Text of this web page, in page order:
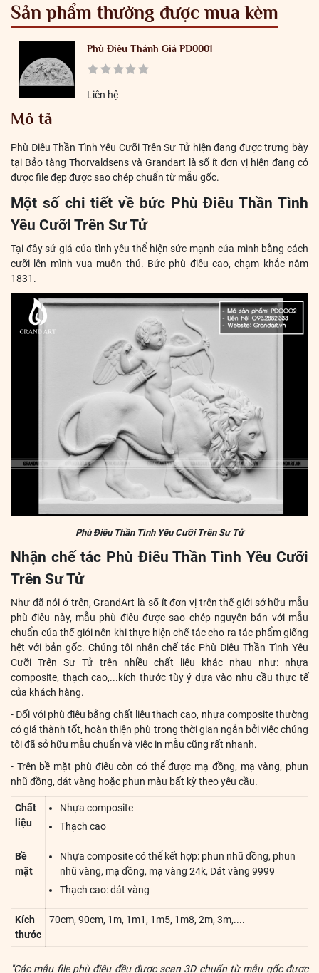
Sản phẩm thường được mua kèm
Phù Điêu Thánh Giá PD0001
Liên hệ
Mô tả
Phù Điêu Thần Tình Yêu Cưỡi Trên Sư Tử hiện đang được trưng bày
tại Bảo tàng Thorvaldsens và Grandart là số ít đơn vị hiện đang có
được file đẹp được sao chép chuẩn từ mẫu gốc.
Một số chi tiết về bức Phù Điêu Thần Tình
Yêu Cưỡi Trên Sư Tử
Tại đây sứ giả của tình yêu thể hiện sức mạnh của mình bằng cách
cưỡi lên mình vua muôn thú. Bức phù điêu cao, chạm khắc năm
1831.
Phù Điêu Thần Tình Yêu Cưỡi Trên Sư Tử
Nhận chế tác Phù Điêu Thần Tình Yêu Cưỡi
Trên Sư Tử
Như đã nói ở trên, GrandArt là số ít đơn vị trên thế giới sở hữu mẫu
phù điêu này, mẫu phù điêu được sao chép nguyên bản với mẫu
chuẩn của thế giới nên khi thực hiện chế tác cho ra tác phẩm giống
hệt với bản gốc. Chúng tôi nhận chế tác Phù Điêu Thần Tình Yêu
Cưỡi Trên Sư Tử trên nhiều chất liệu khác nhau như: nhựa
composite, thạch cao,...kích thước tùy ý dựa vào nhu cầu thực tế
của khách hàng.
- Đối với phù điêu bằng chất liệu thạch cao, nhựa composite thường
có giá thành tốt, hoàn thiện phù trong thời gian ngắn bởi việc chúng
tôi đã sở hữu mẫu chuẩn và việc in mẫu cũng rất nhanh.
- Trên bề mặt phù điêu còn có thể được mạ đồng, mạ vàng, phun
nhũ đồng, dát vàng hoặc phun màu bất kỳ theo yêu cầu.
Chất
liệu
Nhựa composite
Thạch cao
Bề
mặt
Nhựa composite có thể kết hợp: phun nhũ đồng, phun
nhũ vàng, mạ đồng, mạ vàng 24k, Dát vàng 9999
Thạch cao: dát vàng
Kích
thước
70cm, 90cm, 1m, 1m1, 1m5, 1m8, 2m, 3m,....
"Các mẫu file phù điêu đều được scan 3D chuẩn từ mẫu gốc được